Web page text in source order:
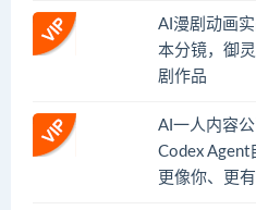
AI漫剧动画
本分镜，御
剧作品
AI一人内容
Codex Agent
更像你、更